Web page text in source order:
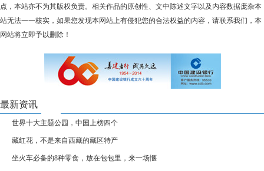
点，本站亦不为其版权负责。相关作品的原创性、文中陈述文字以及内容数据庞杂本
站无法一一核实，如果您发现本网站上有侵犯您的合法权益的内容，请联系我们，本
网站将立即予以删除！
最新资讯
世界十大主题公园，中国上榜四个
藏红花，不是来自西藏的藏区特产
坐火车必备的8种零食，放在包包里，来一场惬